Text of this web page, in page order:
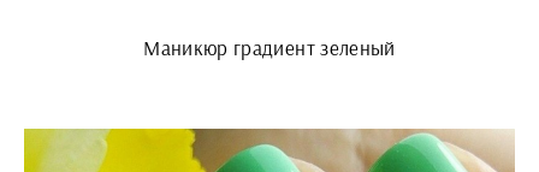
Маникюр градиент зеленый